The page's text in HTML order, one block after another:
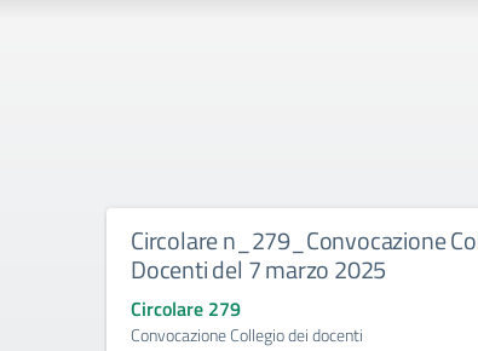
Circolare n_279_Convocazione
Docenti del 7 marzo 2025
Circolare 279
Convocazione Collegio dei docenti